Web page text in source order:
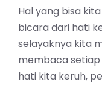
Hal yang bisa
bicara dari hati
selayaknya kita
membaca setiap
hati kita keruh,